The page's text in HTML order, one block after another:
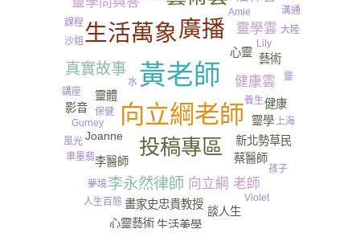
黃老師
向立綱老師
廣播
生活萬象
投稿專區
李永然律師
真實故事
健康雲
靈學雲
向立綱 老師
心靈
李醫師
靈體
畫家史忠貴教授
Joanne 新北勢草民
靈學
蔡醫師
影音
談人生
生活美學
健康
藝術
心靈藝術
養生
保健
上海
Lily
沙姐
聿墨翡
講座
風光
夢境
課程
人生百態
大陸
孩子
Gurney​
靈
Violet
溝通
Amie
水